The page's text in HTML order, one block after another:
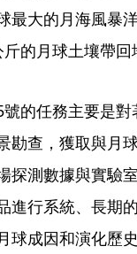
最大的月海風暴
的月球土壤帶回
的任務主要是
勘查，獲取與月
探測數據與實驗
進行系統、長期
球成因和演化歷史